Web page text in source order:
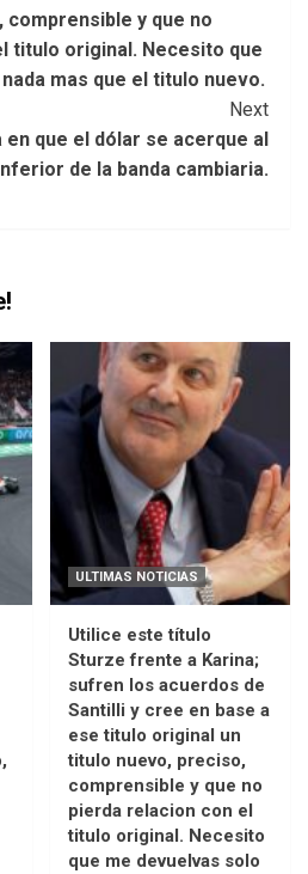
y que no
titulo original. Necesito que
mas que el titulo nuevo.
Next
en que el dólar se acerque al
de la banda cambiaria.
ULTIMAS NOTICIAS
Utilice este título
Sturze frente a Karina;
sufren los acuerdos de
Santilli y cree en base a
ese titulo original un
titulo nuevo, preciso,
comprensible y que no
pierda relacion con el
titulo original. Necesito
que me devuelvas solo